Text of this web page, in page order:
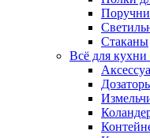
Стаканы
Всё для